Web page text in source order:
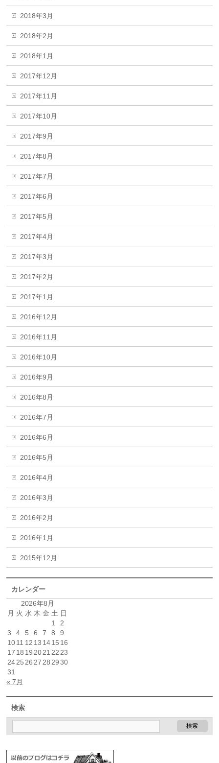
2018年3月
2018年2月
2018年1月
2017年12月
2017年11月
2017年10月
2017年9月
2017年8月
2017年7月
2017年6月
2017年5月
2017年4月
2017年3月
2017年2月
2017年1月
2016年12月
2016年11月
2016年10月
2016年9月
2016年8月
2016年7月
2016年6月
2016年5月
2016年4月
2016年3月
2016年2月
2016年1月
2015年12月
カレンダー
2026年8月
月 火 水 木 金 土 日
1
2
3
4 5 6 7 8
9
1011 12 13 1415 16
17 18 19 2021 22 23
2425 26 27 28 29 30
31
« 7月
検索